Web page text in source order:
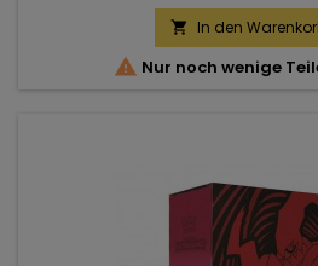
 In den
 Nur noch wenige